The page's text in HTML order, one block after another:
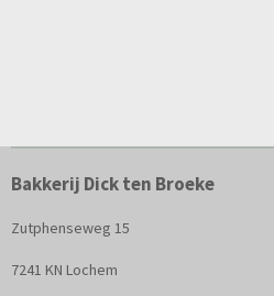
Bakkerij Dick ten Broeke
Zutphenseweg 15
7241 KN Lochem